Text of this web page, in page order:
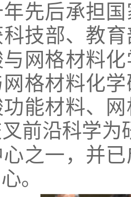
年先后承担
技部、教
网格材料
格材料化
能材料、
前沿科学为
之一，并
。